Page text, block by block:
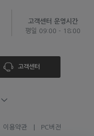
고객센터 운영시간
평일 09:00 - 18:00
고객센터
이용약관 PC버전